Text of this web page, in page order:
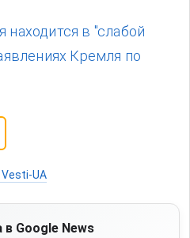
находится в "слабой
Кремля по
UA
Google News